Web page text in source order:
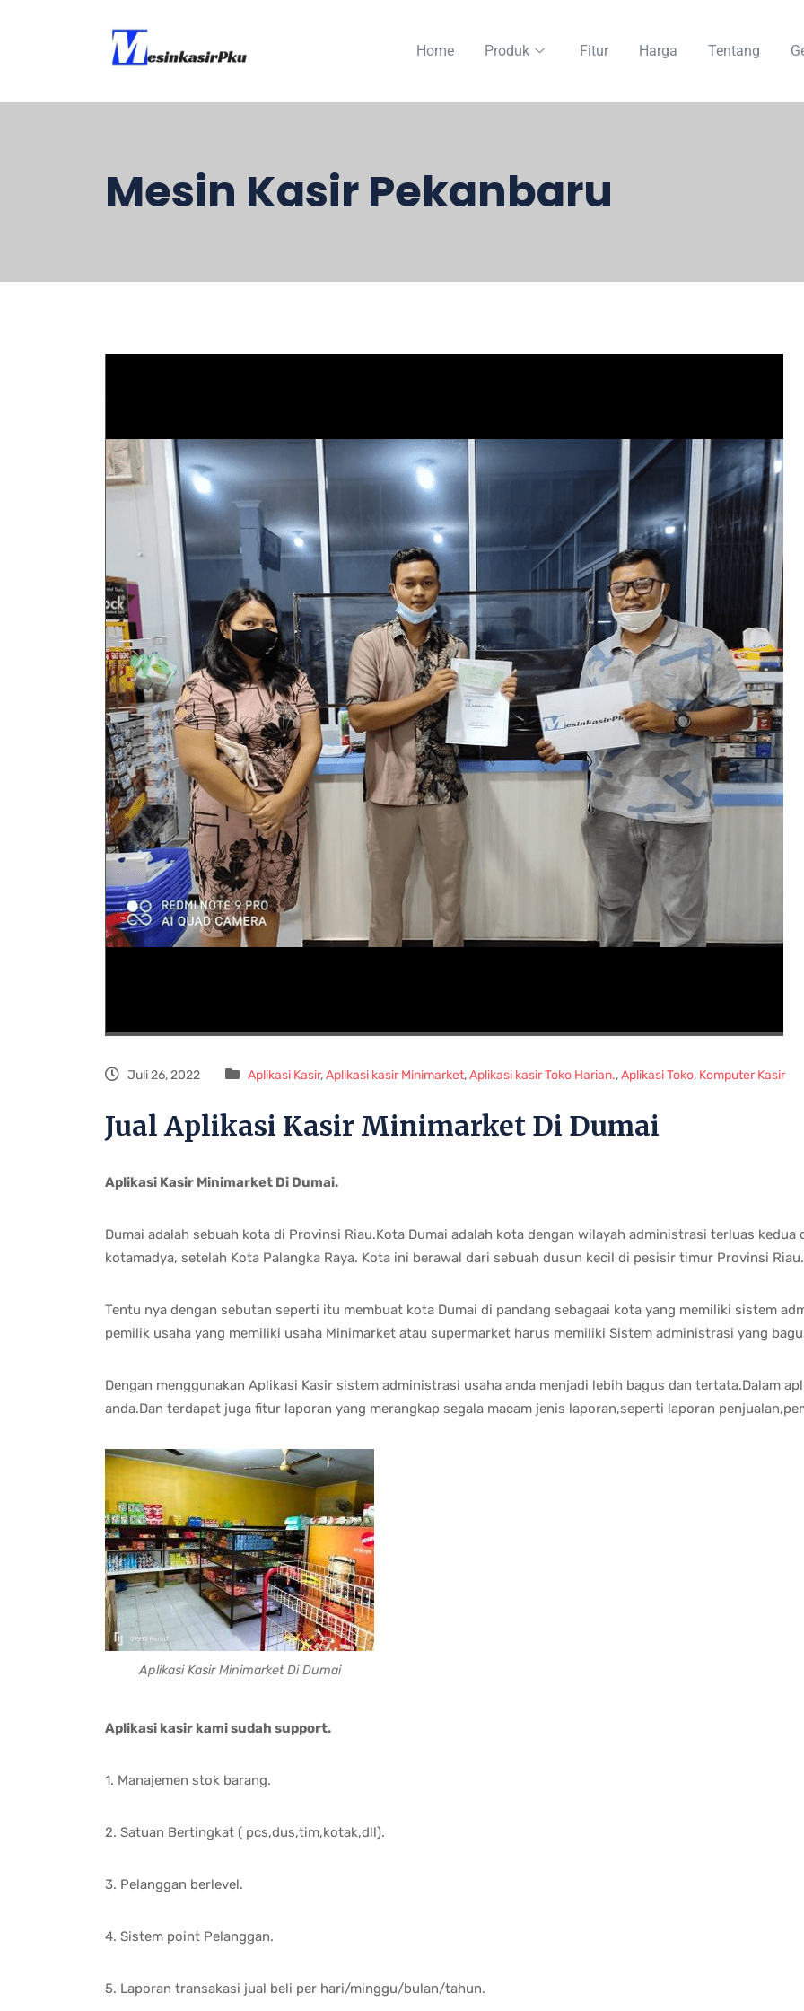
Home Produk Fitur Harga Tentang
Mesin Kasir Pekanbaru
Juli 26, 2022 Aplikasi Kasir,Aplikasi kasir Minimarket,Aplikasi kasir Toko Harian.,Aplikasi Toko, Komputer Kasir
Jual Aplikasi Kasir Minimarket Di Dumai
Aplikasi Kasir Minimarket Di Dumai.
Dumai adalah sebuah kota di Provinsi Riau.Kota Dumai adalah kota dengan wilayah administrasi terluas
kotamadya, setelah Kota Palangka Raya. Kota ini berawal dari sebuah dusun kecil di pesisir timur Provinsi Riau.
Tentu nya dengan sebutan seperti itu membuat kota Dumai di pandang sebagaai kota yang memiliki sistem
pemilik usaha yang memiliki usaha Minimarket atau supermarket harus memiliki Sistem administrasi yang
Dengan menggunakan Aplikasi Kasir sistem administrasi usaha anda menjadi lebih bagus dan tertata.Dalam
anda.Dan terdapat juga fitur laporan yang merangkap segala macam jenis laporan,seperti laporan
Aplikasi Kasir Minimarket Di Dumai
Aplikasi kasir kami sudah support.
1. Manajemen stok barang.
2. Satuan Bertingkat ( pcs,dus,tim,kotak,dll).
3. Pelanggan berlevel.
4. Sistem point Pelanggan.
5. Laporan transakasi jual beli per hari/minggu/bulan/tahun.